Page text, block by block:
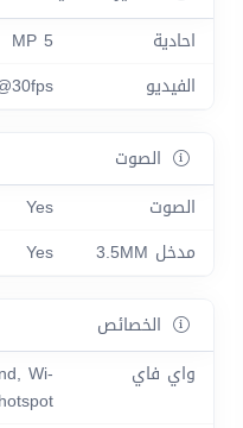
احادية
5 MP
الفيديو
الصوت
الصوت
Yes
مدخل 3.5MM
Yes
الخصائص
واي فاي
Wi-